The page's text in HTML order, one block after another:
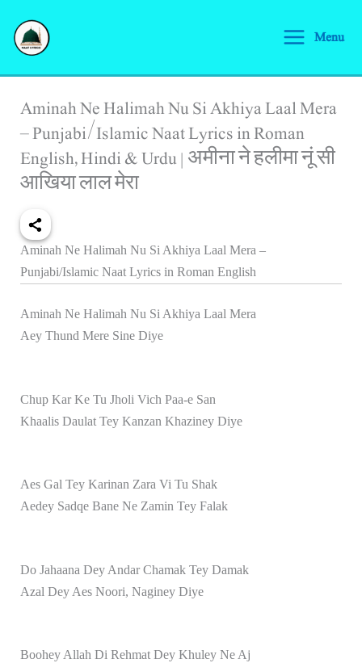
content
Menu
Aminah Ne Halimah Nu Si Akhiya Laal Mera
– Punjabi/Islamic Naat Lyrics in Roman
English, Hindi & Urdu | अमीना ने हलीमा नूं सी
आखिया लाल मेरा
Aminah Ne Halimah Nu Si Akhiya Laal Mera –
Punjabi/Islamic Naat Lyrics in Roman English
Aminah Ne Halimah Nu Si Akhiya Laal Mera
Aey Thund Mere Sine Diye
Chup Kar Ke Tu Jholi Vich Paa-e San
Khaalis Daulat Tey Kanzan Khaziney Diye
Aes Gal Tey Karinan Zara Vi Tu Shak
Aedey Sadqe Bane Ne Zamin Tey Falak
Do Jahaana Dey Andar Chamak Tey Damak
Azal Dey Aes Noori, Naginey Diye
Boohey Allah Di Rehmat Dey Khuley Ne Aj
e
c